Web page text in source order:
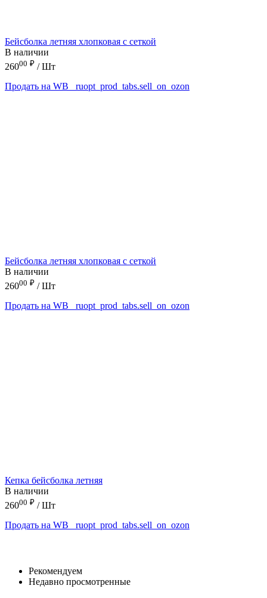
Бейсболка летняя хлопковая с сеткой
В наличии
26000 ₽ / Шт
Продать на WB
_ruopt_prod_tabs.sell_on_ozon
Бейсболка летняя хлопковая с сеткой
В наличии
26000 ₽ / Шт
Продать на WB
_ruopt_prod_tabs.sell_on_ozon
Кепка бейсболка летняя
В наличии
26000 ₽ / Шт
Продать на WB
_ruopt_prod_tabs.sell_on_ozon
Рекомендуем
Недавно просмотренные